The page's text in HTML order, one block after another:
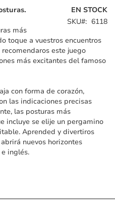
EN STOCK
SKU
6118
más
toque a vuestros encuentros
este juego
más excitantes del famoso
con forma de corazón,
las indicaciones precisas
las posturas más
incluye se elije un pergamino
Aprended y divertiros
nuevos horizontes
inglés.